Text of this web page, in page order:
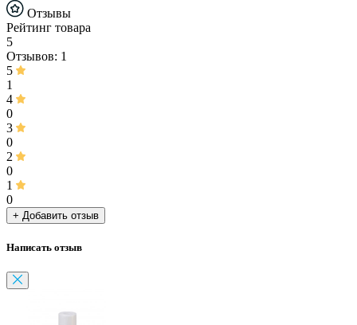
Отзывы
Рейтинг товара
5
Отзывов: 1
5
1
4
0
3
0
2
0
1
0
+ Добавить отзыв
Написать отзыв